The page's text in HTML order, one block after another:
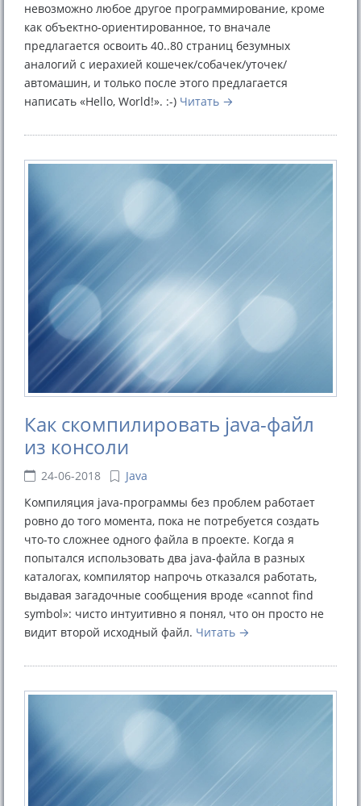
невозможно любое другое программирование, кроме
как объектно-ориентированное, то вначале
предлагается освоить 40..80 страниц безумных
аналогий с иерахией кошечек/собачек/уточек/
автомашин, и только после этого предлагается
написать «Hello, World!». :-) Читать
Как скомпилировать java-файл
из консоли
24-06-2018
Java
Компиляция java-программы без проблем работает
ровно до того момента, пока не потребуется создать
что-то сложнее одного файла в проекте. Когда я
попытался использовать два java-файла в разных
каталогах, компилятор напрочь отказался работать,
выдавая загадочные сообщения вроде «cannot find
symbol»: чисто интуитивно я понял, что он просто не
видит второй исходный файл. Читать